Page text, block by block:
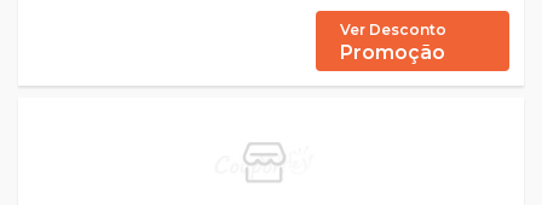
Ver Desconto
Promoção